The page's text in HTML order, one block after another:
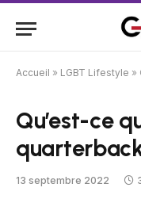
Accueil » LGBT Lifestyle »
Qu’est-ce
13 septembre 2022